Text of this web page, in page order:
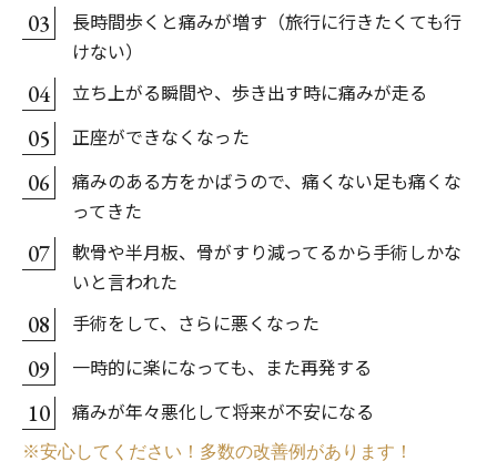
03
長時間歩くと痛みが増す（旅行に行きたくても行
けない）
04 立ち上がる瞬間や、歩き出す時に痛みが走る
05 正座ができなくなった
06
痛みのある方をかばうので、痛くない足も痛くな
ってきた
07
軟骨や半月板、骨がすり減ってるから手術しかな
いと言われた
08 手術をして、さらに悪くなった
09 一時的に楽になっても、また再発する
10 痛みが年々悪化して将来が不安になる
※安心してください！多数の改善例があります！